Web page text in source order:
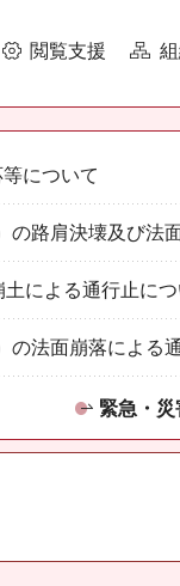
閲覧支援
について
の路肩決壊及び法
による通行止に
の法面崩落による
緊急・